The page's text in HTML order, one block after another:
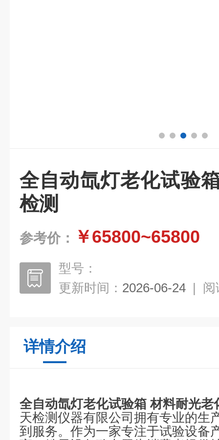
全自动氙灯老化试验
检测
参考价： ￥65800~65800
型号：
更新时间： 2026-06-24 | 阅
详情介绍
全自动氙灯老化试验箱 材料耐光老
天检测仪器有限公司拥有专业的生
到服务。作为一家专注于试验设备